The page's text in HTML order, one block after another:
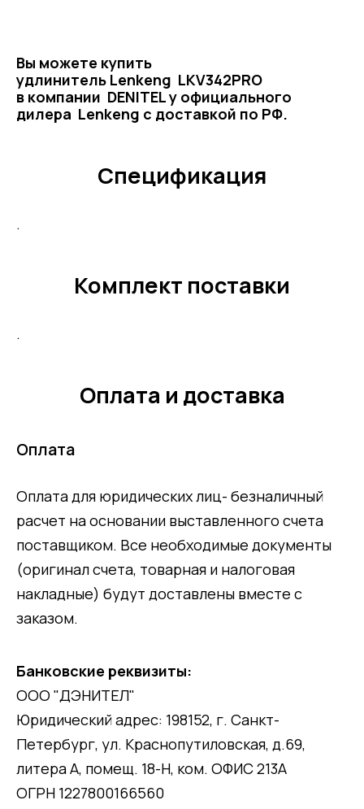
Вы можете купить
удлинитель Lenkeng LKV342PRO
в компании DENITEL у официального
дилера Lenkeng с доставкой по РФ.
Спецификация
.
Комплект поставки
.
Оплата и доставка
Оплата
Оплата для юридических лиц- безналичный
расчет на основании выставленного счета
поставщиком. Все необходимые документы
(оригинал счета, товарная и налоговая
накладные) будут доставлены вместе с
заказом.
Банковские реквизиты:
ООО "ДЭНИТЕЛ"
Юридический адрес: 198152, г. Санкт-
Петербург, ул. Краснопутиловская, д.69,
литера А, помещ. 18-Н, ком. ОФИС 213А
ОГРН 1227800166560